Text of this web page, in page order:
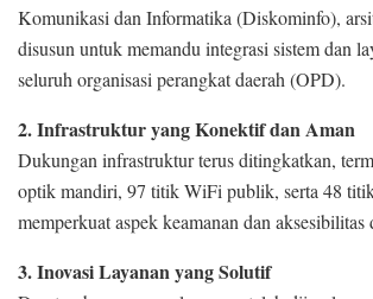
Komunikasi dan Informatika (Diskominfo),
disusun untuk memandu integrasi sistem dan
seluruh organisasi perangkat daerah (OPD).
2. Infrastruktur yang Konektif dan Aman
Dukungan infrastruktur terus ditingkatkan,
optik mandiri, 97 titik WiFi publik, serta 48
memperkuat aspek keamanan dan
3. Inovasi Layanan yang Solutif